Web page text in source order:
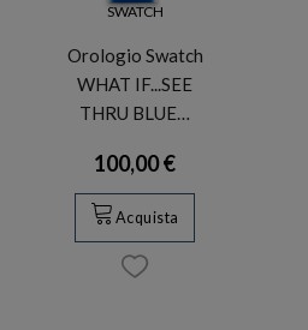
SWATCH
Orologio Swatch
WHAT IF...SEE
THRU BLUE…
100,00 €
Acquista